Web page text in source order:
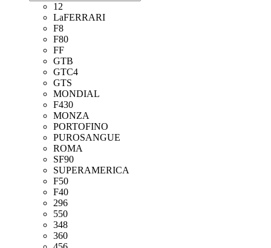
12
LaFERRARI
F8
F80
FF
GTB
GTC4
GTS
MONDIAL
F430
MONZA
PORTOFINO
PUROSANGUE
ROMA
SF90
SUPERAMERICA
F50
F40
296
550
348
360